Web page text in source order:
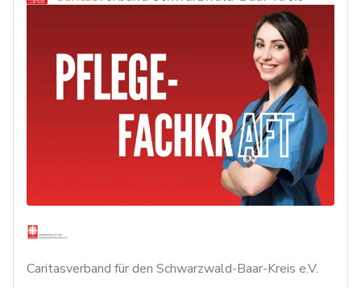
Caritasverband für den Schwarzwald-Baar-Kreis e.V.